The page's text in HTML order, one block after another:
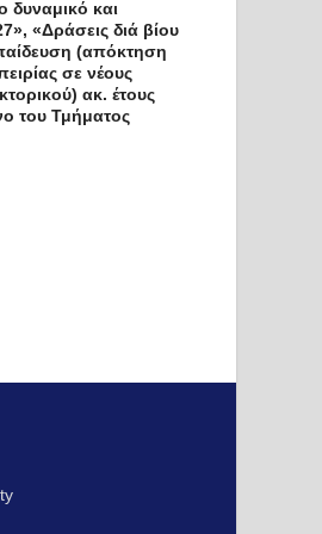
και
«Δράσεις διά βίου
(απόκτηση
σε νέους
ακ. έτους
του Τμήματος